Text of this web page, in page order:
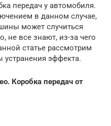
передач у автомобиля.
в данном случае,
может случиться
не все знают, из-за чего
статье рассмотрим
эффекта.
Коробка передач от